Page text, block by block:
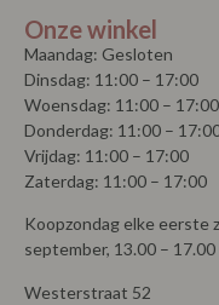
Onze winkel
Maandag: Gesloten
Dinsdag: 11:00 – 17:00
Woensdag: 11:00 – 17:00
Donderdag: 11:00 –
Vrijdag: 11:00 – 17:00
Zaterdag: 11:00 – 17:00
Koopzondag elke eerste
september, 13.00 – 17.00
Westerstraat 52